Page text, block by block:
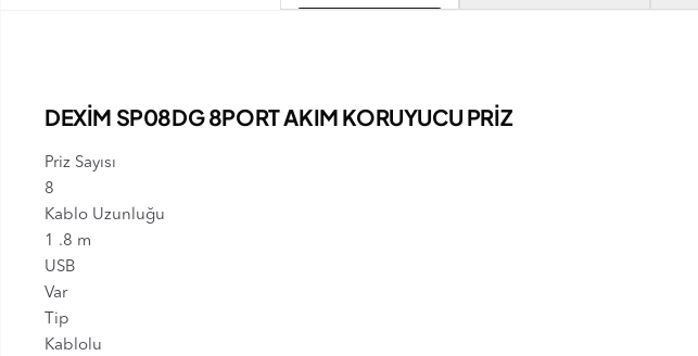
DEXİM SP08DG 8PORT AKIM KORUYUCU PRİZ
Priz Sayısı
8
Kablo Uzunluğu
1 .8 m
USB
Var
Tip
Kablolu